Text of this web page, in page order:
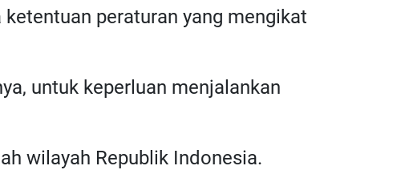
peraturan yang mengikat
untuk keperluan menjalankan
wilayah Republik Indonesia.